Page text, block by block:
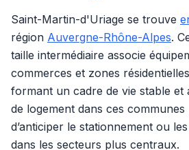
Saint-Martin-d'Uriage se trouve
région Auvergne-Rhône-Alpes.
taille intermédiaire associe
commerces et zones
formant un cadre de vie stable et
de logement dans ces
d’anticiper le stationnement ou
dans les secteurs plus centraux.